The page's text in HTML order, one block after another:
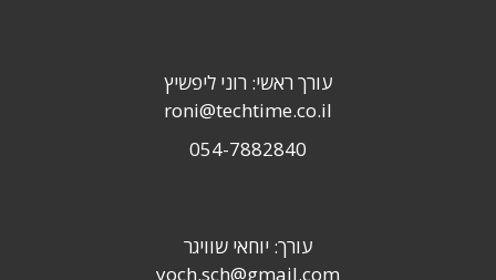
עורך ראשי: רוני ליפשיץ
roni@techtime.co.il
054-7882840
עורך: יוחאי שוויגר
yoch.sch@gmail.com